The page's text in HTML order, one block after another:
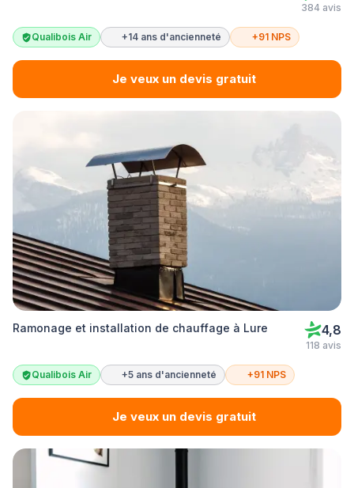
384 avis
Qualibois Air +14 ans d'ancienneté +91 NPS
Je veux un devis gratuit
Ramonage et installation de chauffage à Lure 4,8
118 avis
Qualibois Air +5 ans d'ancienneté +91 NPS
Je veux un devis gratuit